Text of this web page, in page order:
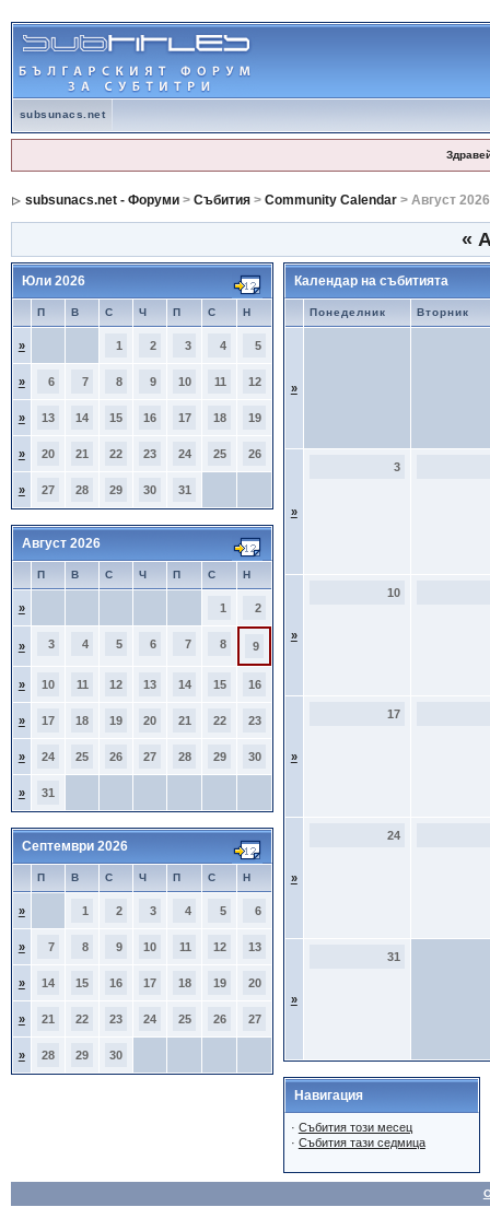
subsunacs.net
subsunacs.net - Форуми> Събития> Community Calendar> Август 2026
«
Юли 2026
П В С Ч П С Н
» 1 2 3 4 5
» 6 7 8 9 10 11 12
» 13 14 15 16 17 18 19
» 20 21 22 23 24 25 26
» 27 28 29 30 31
Август 2026
П В С Ч П С Н
» 1 2
» 3 4 5 6 7 8 9
» 10 11 12 13 14 15 16
» 17 18 19 20 21 22 23
» 24 25 26 27 28 29 30
» 31
Септември 2026
П В С Ч П С Н
» 1 2 3 4 5 6
» 7 8 9 10 11 12 13
» 14 15 16 17 18 19 20
» 21 22 23 24 25 26 27
» 28 29 30
Календар на събитията
Понеделник Вторник
»
»
3
»
10
»
17
»
24
»
31
Навигация
· Събития този месец
· Събития тази седмица